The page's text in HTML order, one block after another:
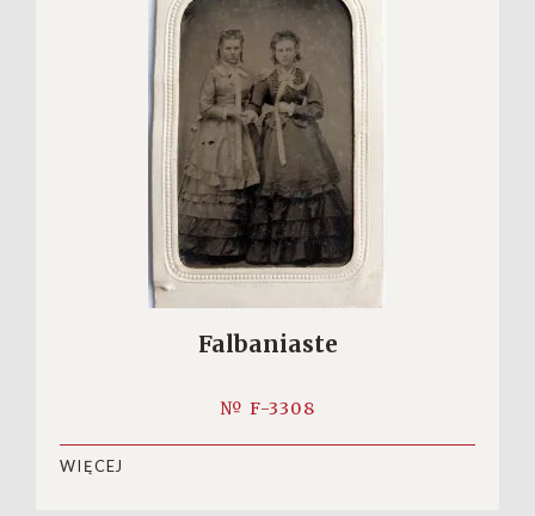
Falbaniaste
№ F-3308
WIĘCEJ